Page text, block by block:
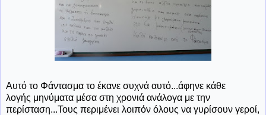
Αυτό το Φάντασμα το έκανε συχνά αυτό...άφηνε κάθε
λογής μηνύματα μέσα στη χρονιά ανάλογα με την
περίσταση...Τους περιμένει λοιπόν όλους να γυρίσουν γεροί,